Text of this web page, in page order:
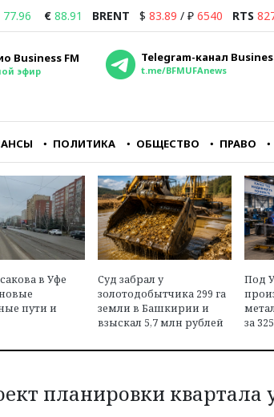
77.96 € 88.91 BRENT $ 83.89 / ₽ 6540 RTS
Business FM
эфир
Telegram-канал
t.me/BFMUFAnews
ПОЛИТИКА ОБЩЕСТВО ПРАВО
в Уфе
пути и
Суд забрал у
золотодобытчика 299 га
земли в Башкирии и
взыскал 5,7 млн рублей
Под
за
планировки квартала
Совершенно очевидно,
что для владельцев
аэропорта Внуково
Домодедово — это
понятный и
перспективный бизнес
Олег Пантелеев
исполнительный директор
агентства «Авиапорт»
Если
быть,
купить